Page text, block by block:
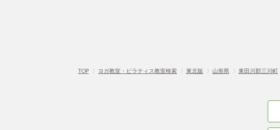
TOP 〉 ヨガ教室・ピラティス教室検索 〉 東北版 〉 山形県 〉 東田川郡三川町